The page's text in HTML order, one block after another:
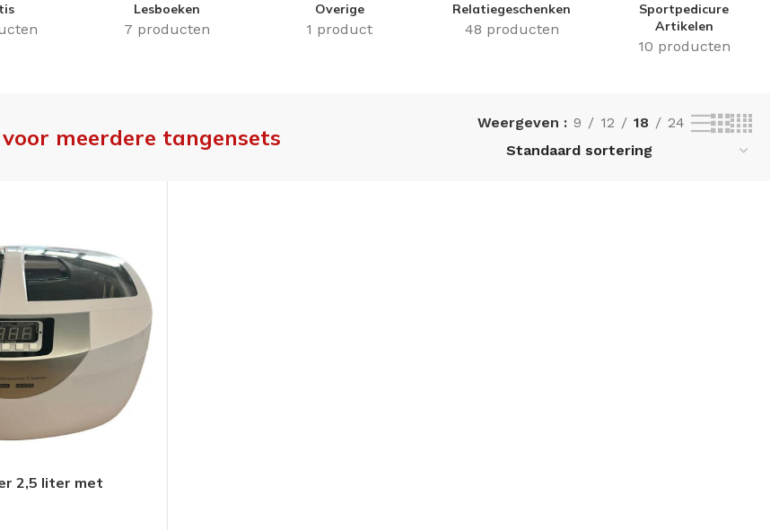
Lesboeken
7 producten
Overige
1 product
Relatiegeschenken
48 producten
Sportpedicure
Artikelen
10 producten
meerdere tangensets
Weergeven 9 12 18 24
2,5 liter met